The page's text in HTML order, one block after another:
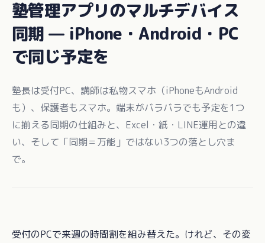
塾管理アプリのマルチデバイス
同期 — iPhone・Android・PC
で同じ予定を
塾長は受付PC、講師は私物スマホ（iPhoneもAndroid
も）、保護者もスマホ。端末がバラバラでも予定を1つ
に揃える同期の仕組みと、Excel・紙・LINE運用との違
い、そして「同期＝万能」ではない3つの落とし穴ま
で。
受付のPCで来週の時間割を組み替えた。けれど、その変